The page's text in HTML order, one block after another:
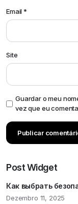
Email*
Site
Guardar o meu
vez que eu
Post Widget
Как выбрать
Dezembro 11, 2025